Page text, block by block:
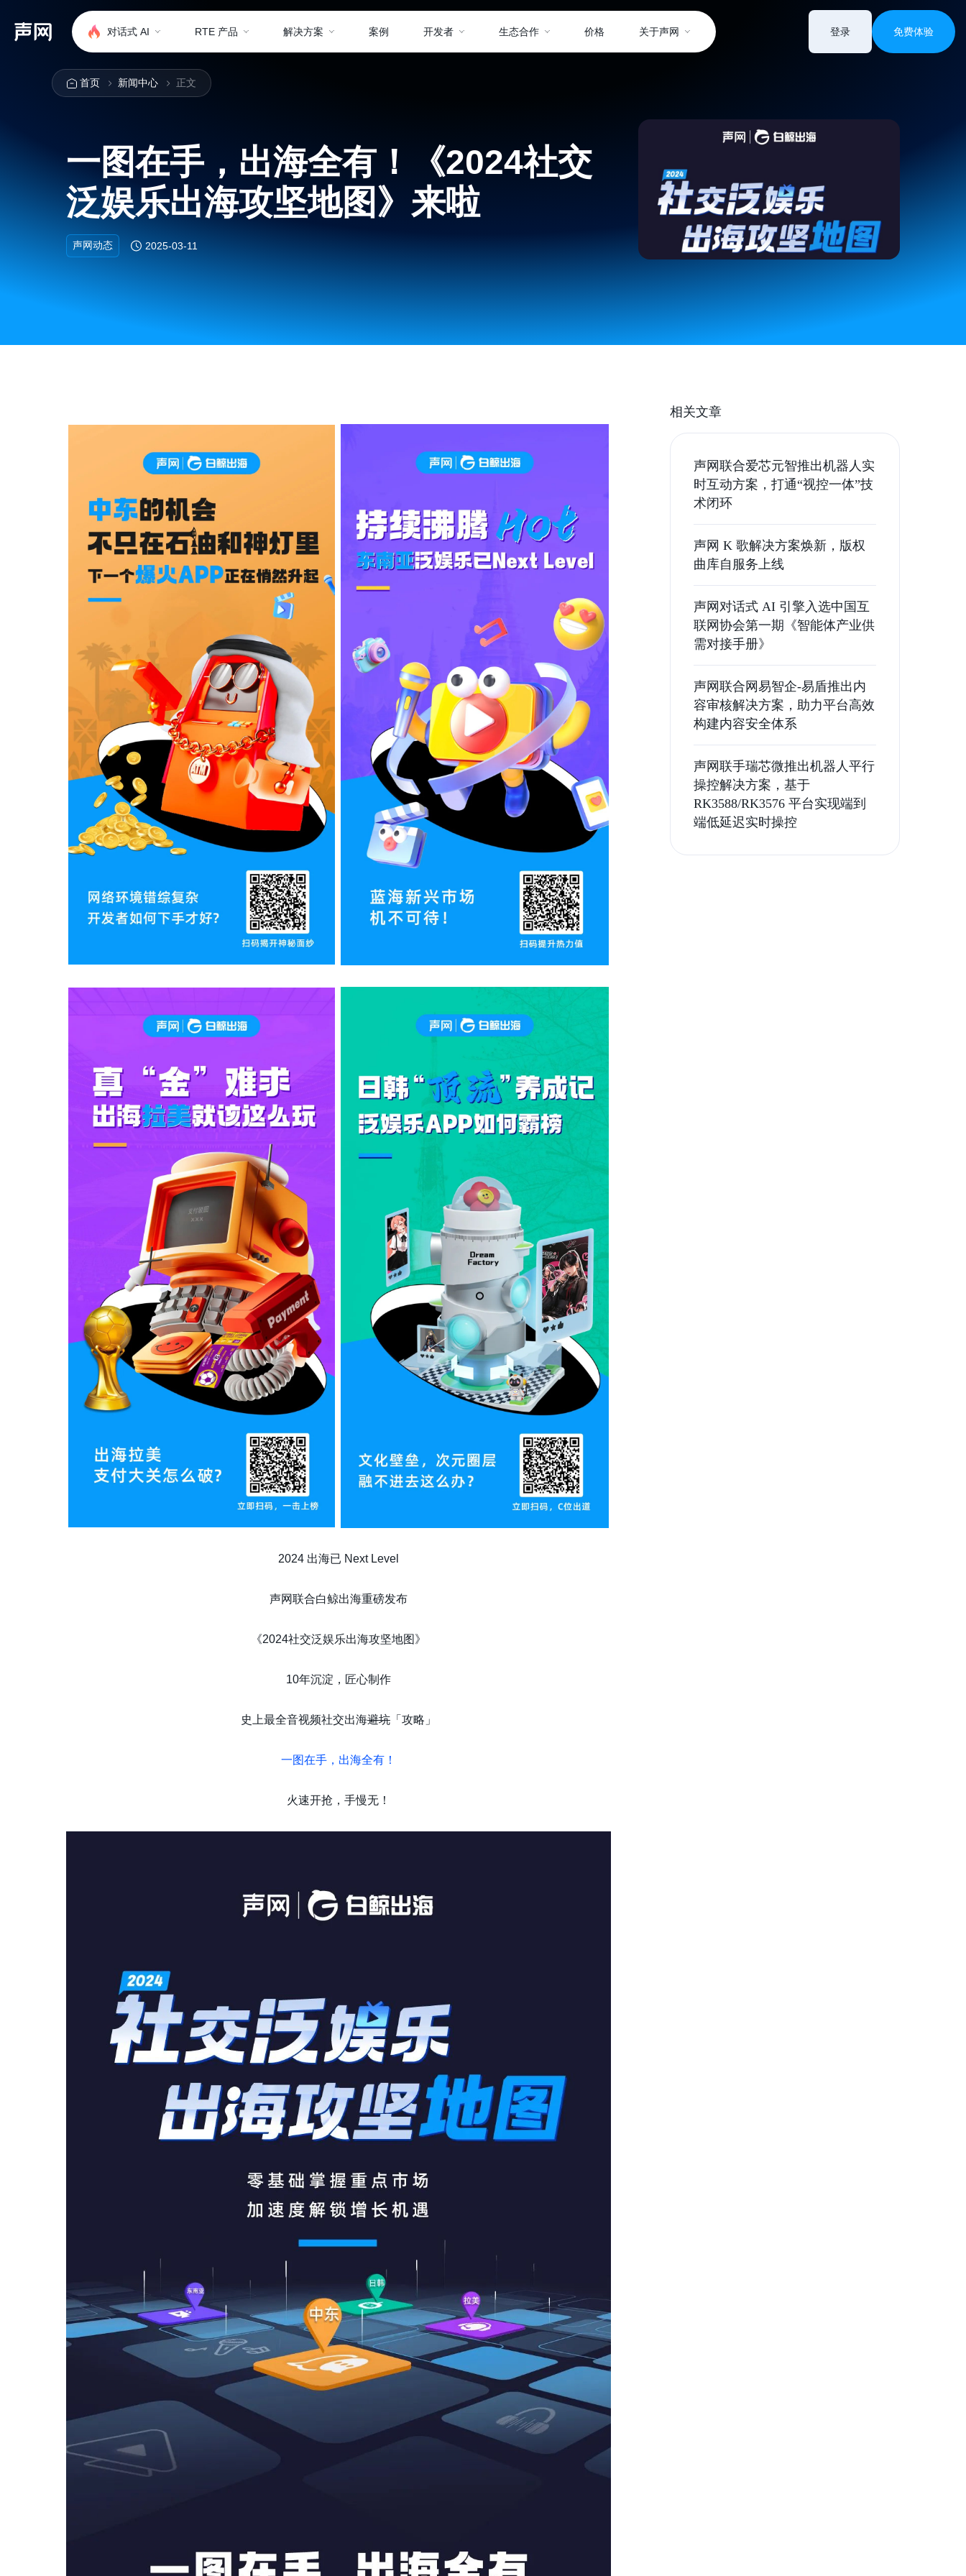
对话式 AI RTE 产品 解决方案 案例 开发者 生态合作 价格 关于声网 登录 免费体验
首页 新闻中心 正文
一图在手，出海全有！《2024社交
泛娱乐出海攻坚地图》来啦
声网动态 2025-03-11
2024 出海已 Next Level
声网联合白鲸出海重磅发布
《2024社交泛娱乐出海攻坚地图》
10年沉淀，匠心制作
史上最全音视频社交出海避坑「攻略」
一图在手，出海全有！
火速开抢，手慢无！
相关文章
声网联合爱芯元智推出机器人实
时互动方案，打通“视控一体”技
术闭环
声网 K 歌解决方案焕新，版权
曲库自服务上线
声网对话式 AI 引擎入选中国互
联网协会第一期《智能体产业供
需对接手册》
声网联合网易智企-易盾推出内
容审核解决方案，助力平台高效
构建内容安全体系
声网联手瑞芯微推出机器人平行
操控解决方案，基于
RK3588/RK3576 平台实现端到
端低延迟实时操控